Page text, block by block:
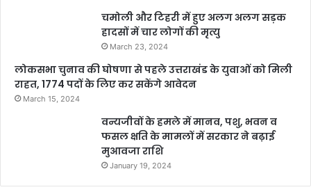
चमोली और टिहरी में हुए अलग अलग सड़क
हादसों में चार लोगों की मृत्यु
March 23, 2024
लोकसभा चुनाव की घोषणा से पहले उत्तराखंड के युवाओं को मिली
राहत, 1774 पदों के लिए कर सकेंगे आवेदन
March 15, 2024
वन्यजीवों के हमले में मानव, पशु, भवन व
फसल क्षति के मामलों में सरकार ने बढ़ाई
मुआवजा राशि
January 19, 2024